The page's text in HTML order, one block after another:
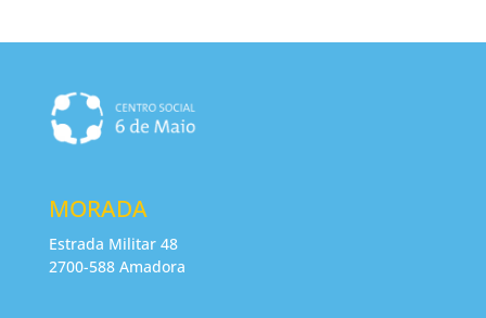
MORADA
Estrada Militar 48
2700-588 Amadora